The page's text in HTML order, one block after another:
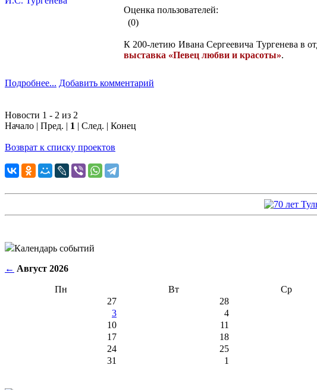
Оценка пользователей:
(0)
К 200-летию Ивана Сергеевича Тургенева в
выставка «Певец любви и красоты».
Подробнее... Добавить комментарий
Новости 1 - 2 из 2
Начало | Пред. | 1 | След. | Конец
Возврат к списку проектов
Календарь событий
← Август 2026
Пн Вт Ср
27
28
3
4
10
11
17
18
24
25
31
1